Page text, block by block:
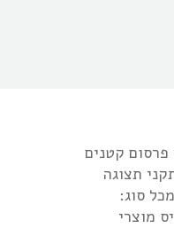
פרסום קטנים
תצוגה
סוג:
מוצרי